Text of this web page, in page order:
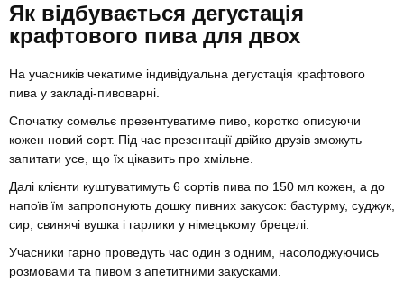
Як відбувається дегустація
крафтового пива для двох
На учасників чекатиме індивідуальна дегустація крафтового
пива у закладі-пивоварні.
Спочатку сомельє презентуватиме пиво, коротко описуючи
кожен новий сорт. Під час презентації двійко друзів зможуть
запитати усе, що їх цікавить про хмільне.
Далі клієнти куштуватимуть 6 сортів пива по 150 мл кожен, а до
напоїв їм запропонують дошку пивних закусок: бастурму, суджук,
сир, свинячі вушка і гарлики у німецькому брецелі.
Учасники гарно проведуть час один з одним, насолоджуючись
розмовами та пивом з апетитними закусками.